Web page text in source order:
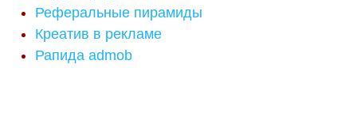
Реферальные пирамиды
Креатив в рекламе
Рапида admob